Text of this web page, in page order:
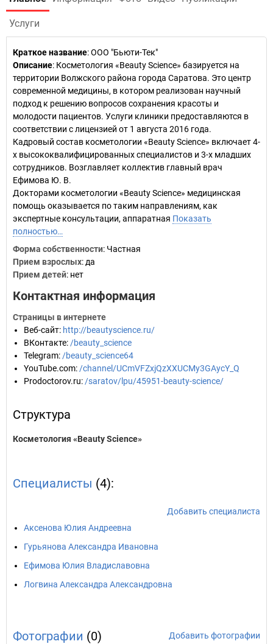
Услуги
Краткое название:ООО "Бьюти-Тек"
Описание: Косметология «Beauty Science» базируется на
территории Волжского района города Саратова. Это центр
современной медицины, в котором реализован научный
подход к решению вопросов сохранения красоты и
молодости пациентов. Услуги клиники предоставляются в
соответствии с лицензией от 1 августа 2016 года.
Кадровый состав косметологии «Beauty Science» включает 4-
х высококвалифицированных специалистов и 3-х младших
сотрудников. Возглавляет коллектив главный врач
Ефимова Ю. В.
Докторами косметологии «Beauty Science» медицинская
помощь оказывается по таким направлениям, как
экспертные консультации, аппаратная Показать
полностью…
Форма собственности: Частная
Прием взрослых: да
Прием детей: нет
Контактная информация
Страницы в интернете
Веб-сайт: http://beautyscience.ru/
ВКонтакте: /beauty_science
Telegram: /beauty_science64
YouTube.com: /channel/UCmVFZxjQzXXUCMy3GAycY_Q
Prodoctorov.ru: /saratov/lpu/45951-beauty-science/
Структура
Косметология «Beauty Science»
Специалисты (4):
Добавить специалиста
Аксенова Юлия Андреевна
Гурьянова Александра Ивановна
Ефимова Юлия Владиславовна
Логвина Александра Александровна
Фотографии (0) Добавить фотографии